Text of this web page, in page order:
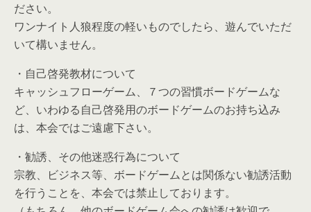
ださい。
ワンナイト人狼程度の軽いものでしたら、遊んでいただ
いて構いません。
・自己啓発教材について
キャッシュフローゲーム、７つの習慣ボードゲームな
ど、いわゆる自己啓発用のボードゲームのお持ち込み
は、本会ではご遠慮下さい。
・勧誘、その他迷惑行為について
宗教、ビジネス等、ボードゲームとは関係ない勧誘活動
を行うことを、本会では禁止しております。